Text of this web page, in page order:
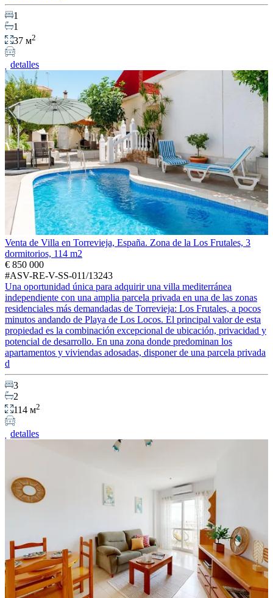
1
1
37 м2
detalles
Venta de Villa en Torrevieja, España. Zona de la Los Frutales, 3
dormitorios, 114 m2
€ 850 000
#ASV-RE-V-SS-011/13243
Una oportunidad única para adquirir una villa mediterránea
independiente con una amplia parcela privada en una de las zonas
residenciales más demandadas de Torrevieja: Los Frutales, a pocos
minutos andando de Playa de Los Locos. El principal valor de esta
propiedad es la combinación excepcional de ubicación, privacidad y
potencial de desarrollo. En una zona donde predominan los
apartamentos y viviendas adosadas, disponer de una parcela privada
d
3
2
114 м2
detalles